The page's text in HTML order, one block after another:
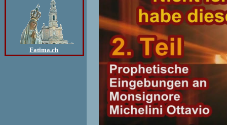
Fatima.ch